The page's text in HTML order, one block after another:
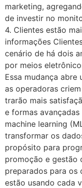
marketing,
de investir no
4. Clientes estão
informações
cenário de há dois
por meios
Essa mudança
as operadoras
trarão mais
e formas
machine learning
transformar os
propósito para
promoção e gestão
preparados para os
estão usando cada